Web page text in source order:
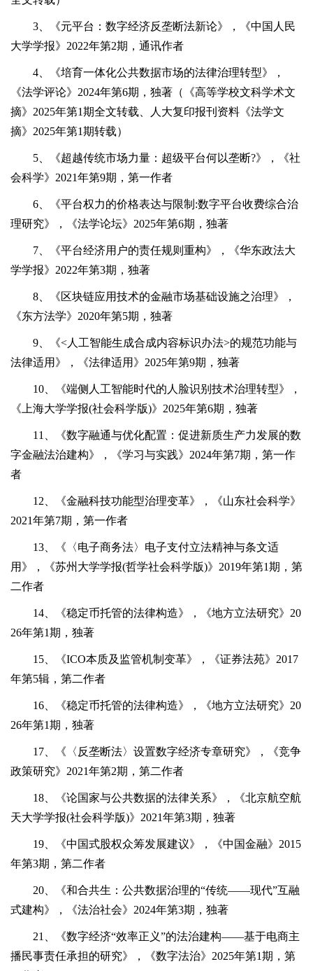
3、《元平台：数字经济反垄断法新论》，《中国人民
大学学报》2022年第2期，通讯作者
4、《培育一体化公共数据市场的法律治理转型》，
《法学评论》2024年第6期，独著（《高等学校文科学术文
摘》2025年第1期全文转载、人大复印报刊资料《法学文
摘》2025年第1期转载）
5、《超越传统市场力量：超级平台何以垄断?》，《社
会科学》2021年第9期，第一作者
6、《平台权力的价格表达与限制:数字平台收费综合治
理研究》，《法学论坛》2025年第6期，独著
7、《平台经济用户的责任规则重构》，《华东政法大
学学报》2022年第3期，独著
8、《区块链应用技术的金融市场基础设施之治理》，
《东方法学》2020年第5期，独著
9、《<人工智能生成合成内容标识办法>的规范功能与
法律适用》，《法律适用》2025年第9期，独著
10、《端侧人工智能时代的人脸识别技术治理转型》，
《上海大学学报(社会科学版)》2025年第6期，独著
11、《数字融通与优化配置：促进新质生产力发展的数
字金融法治建构》，《学习与实践》2024年第7期，第一作
者
12、《金融科技功能型治理变革》，《山东社会科学》
2021年第7期，第一作者
13、《〈电子商务法〉电子支付立法精神与条文适
用》，《苏州大学学报(哲学社会科学版)》2019年第1期，第
二作者
14、《稳定币托管的法律构造》，《地方立法研究》20
26年第1期，独著
15、《ICO本质及监管机制变革》，《证券法苑》2017
年第5辑，第二作者
16、《稳定币托管的法律构造》，《地方立法研究》20
26年第1期，独著
17、《〈反垄断法〉设置数字经济专章研究》，《竞争
政策研究》2021年第2期，第二作者
18、《论国家与公共数据的法律关系》，《北京航空航
天大学学报(社会科学版)》2021年第3期，独著
19、《中国式股权众筹发展建议》，《中国金融》2015
年第3期，第二作者
20、《和合共生：公共数据治理的“传统——现代”互融
式建构》，《法治社会》2024年第3期，独著
21、《数字经济“效率正义”的法治建构——基于电商主
播民事责任承担的研究》，《数字法治》2025年第1期，第